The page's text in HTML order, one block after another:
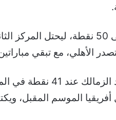
بيراميدز رفع رصيده إلى 50 نقطة،
الأهلي، مع تبقي
في المقابل تجمد
الموسم المقبل،